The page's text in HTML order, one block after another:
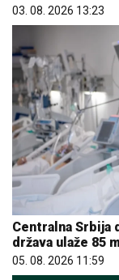
03. 08. 2026 13:23
Centralna Srbija
država ulaže 85
05. 08. 2026 11:59